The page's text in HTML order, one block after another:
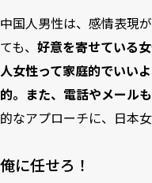
中国人男性は、感情表現
ても、 好意を寄せている
人女性って家庭的でいい
的。また、電話やメール
的なアプローチに、日本
俺に任せろ！